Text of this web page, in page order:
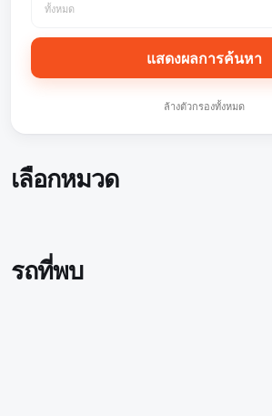
แสดงผลการค้นหา
ล้างตัวกรองทั้งหมด
เลือกหมวด
รถที่พบ